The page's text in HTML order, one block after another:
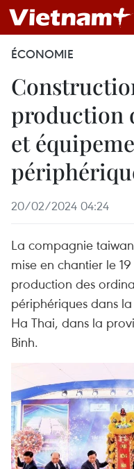
ÉCONOMIE
production
et
20/02/2024 04:24
La compagnie
mise en chantier le
production des
périphériques dans
Ha Thai, dans la
Binh.